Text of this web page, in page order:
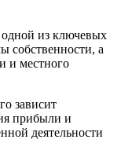
одной из ключевых
собственности, а
и местного
зависит
прибыли и
деятельности